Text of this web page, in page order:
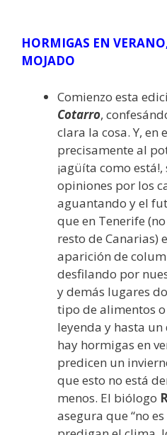
HORMIGAS EN
MOJADO
Comienzo esta
Cotarro,
clara la cosa. Y, en
precisamente al
¡agüíta como
opiniones por los
aguantando y el
que en Tenerife
resto de Canarias)
aparición de
desfilando por
y demás lugares
tipo de alimentos
leyenda y hasta un
hay hormigas en
predicen un
que esto no está
menos. El biólogo
asegura que “no